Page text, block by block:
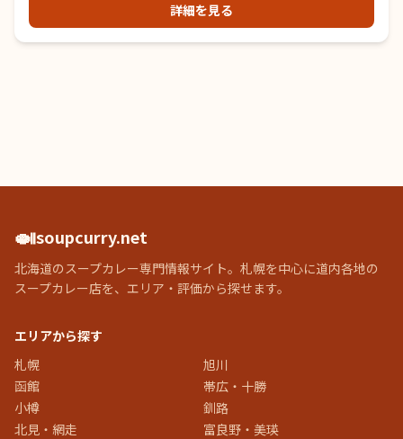
詳細を見る
🍛soupcurry.net
北海道のスープカレー専門情報サイト。札幌を中心に道内各地の
スープカレー店を、エリア・評価から探せます。
エリアから探す
札幌
旭川
函館
帯広・十勝
小樽
釧路
北見・網走
富良野・美瑛